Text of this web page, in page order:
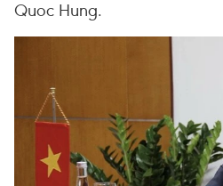
Quoc Hung.